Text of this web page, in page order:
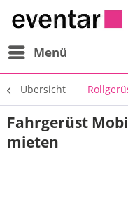
Menü
Übersicht
Fahrgerüst
mieten